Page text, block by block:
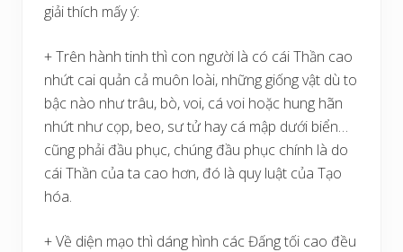
giải thích mấy ý:
+ Trên hành tinh thì con người là có cái Thần cao
nhứt cai quản cả muôn loài, những giống vật dù to
bậc nào như trâu, bò, voi, cá voi hoặc hung hãn
nhứt như cọp, beo, sư tử hay cá mập dưới biển…
cũng phải đầu phục, chúng đầu phục chính là do
cái Thần của ta cao hơn, đó là quy luật của Tạo
hóa.
+ Về diện mạo thì dáng hình các Đấng tối cao đều